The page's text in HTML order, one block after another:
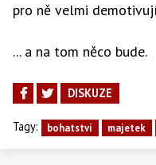
pro ně velmi
... a na tom něco bude.
DISKUZE
Tagy: bohatství majetek